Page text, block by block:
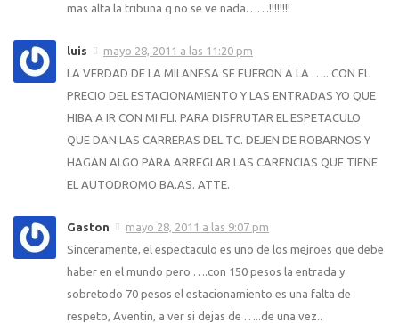
mas alta la tribuna q no se ve nada……!!!!!!!!
luis
mayo 28, 2011 a las 11:20 pm
LA VERDAD DE LA MILANESA SE FUERON A LA ….. CON EL
PRECIO DEL ESTACIONAMIENTO Y LAS ENTRADAS YO QUE
HIBA A IR CON MI FLI. PARA DISFRUTAR EL ESPETACULO
QUE DAN LAS CARRERAS DEL TC. DEJEN DE ROBARNOS Y
HAGAN ALGO PARA ARREGLAR LAS CARENCIAS QUE TIENE
EL AUTODROMO BA.AS. ATTE.
Gaston
mayo 28, 2011 a las 9:07 pm
Sinceramente, el espectaculo es uno de los mejroes que debe
haber en el mundo pero ….con 150 pesos la entrada y
sobretodo 70 pesos el estacionamiento es una falta de
respeto, Aventin, a ver si dejas de …..de una vez..